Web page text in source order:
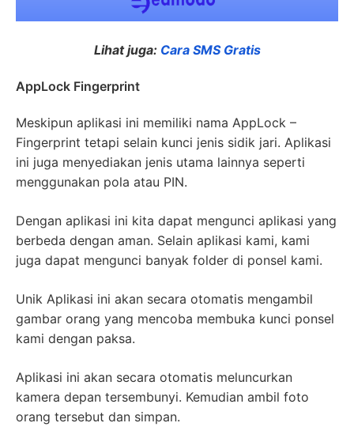
Lihat juga: Cara SMS Gratis
AppLock Fingerprint
Meskipun aplikasi ini memiliki nama AppLock –
Fingerprint tetapi selain kunci jenis sidik jari. Aplikasi
ini juga menyediakan jenis utama lainnya seperti
menggunakan pola atau PIN.
Dengan aplikasi ini kita dapat mengunci aplikasi yang
berbeda dengan aman. Selain aplikasi kami, kami
juga dapat mengunci banyak folder di ponsel kami.
Unik Aplikasi ini akan secara otomatis mengambil
gambar orang yang mencoba membuka kunci ponsel
kami dengan paksa.
Aplikasi ini akan secara otomatis meluncurkan
kamera depan tersembunyi. Kemudian ambil foto
orang tersebut dan simpan.